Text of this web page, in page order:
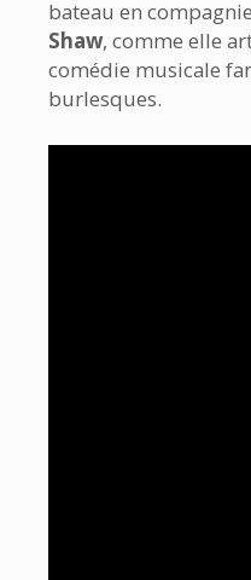
bateau en
Shaw, comme elle
comédie musicale
burlesques.